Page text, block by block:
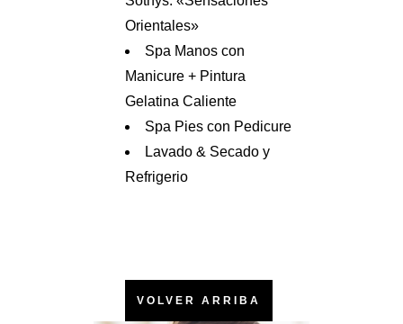
Orientales»
Spa Manos con
Manicure + Pintura
Gelatina Caliente
Spa Pies con Pedicure
Lavado & Secado y
Refrigerio
VOLVER ARRIBA